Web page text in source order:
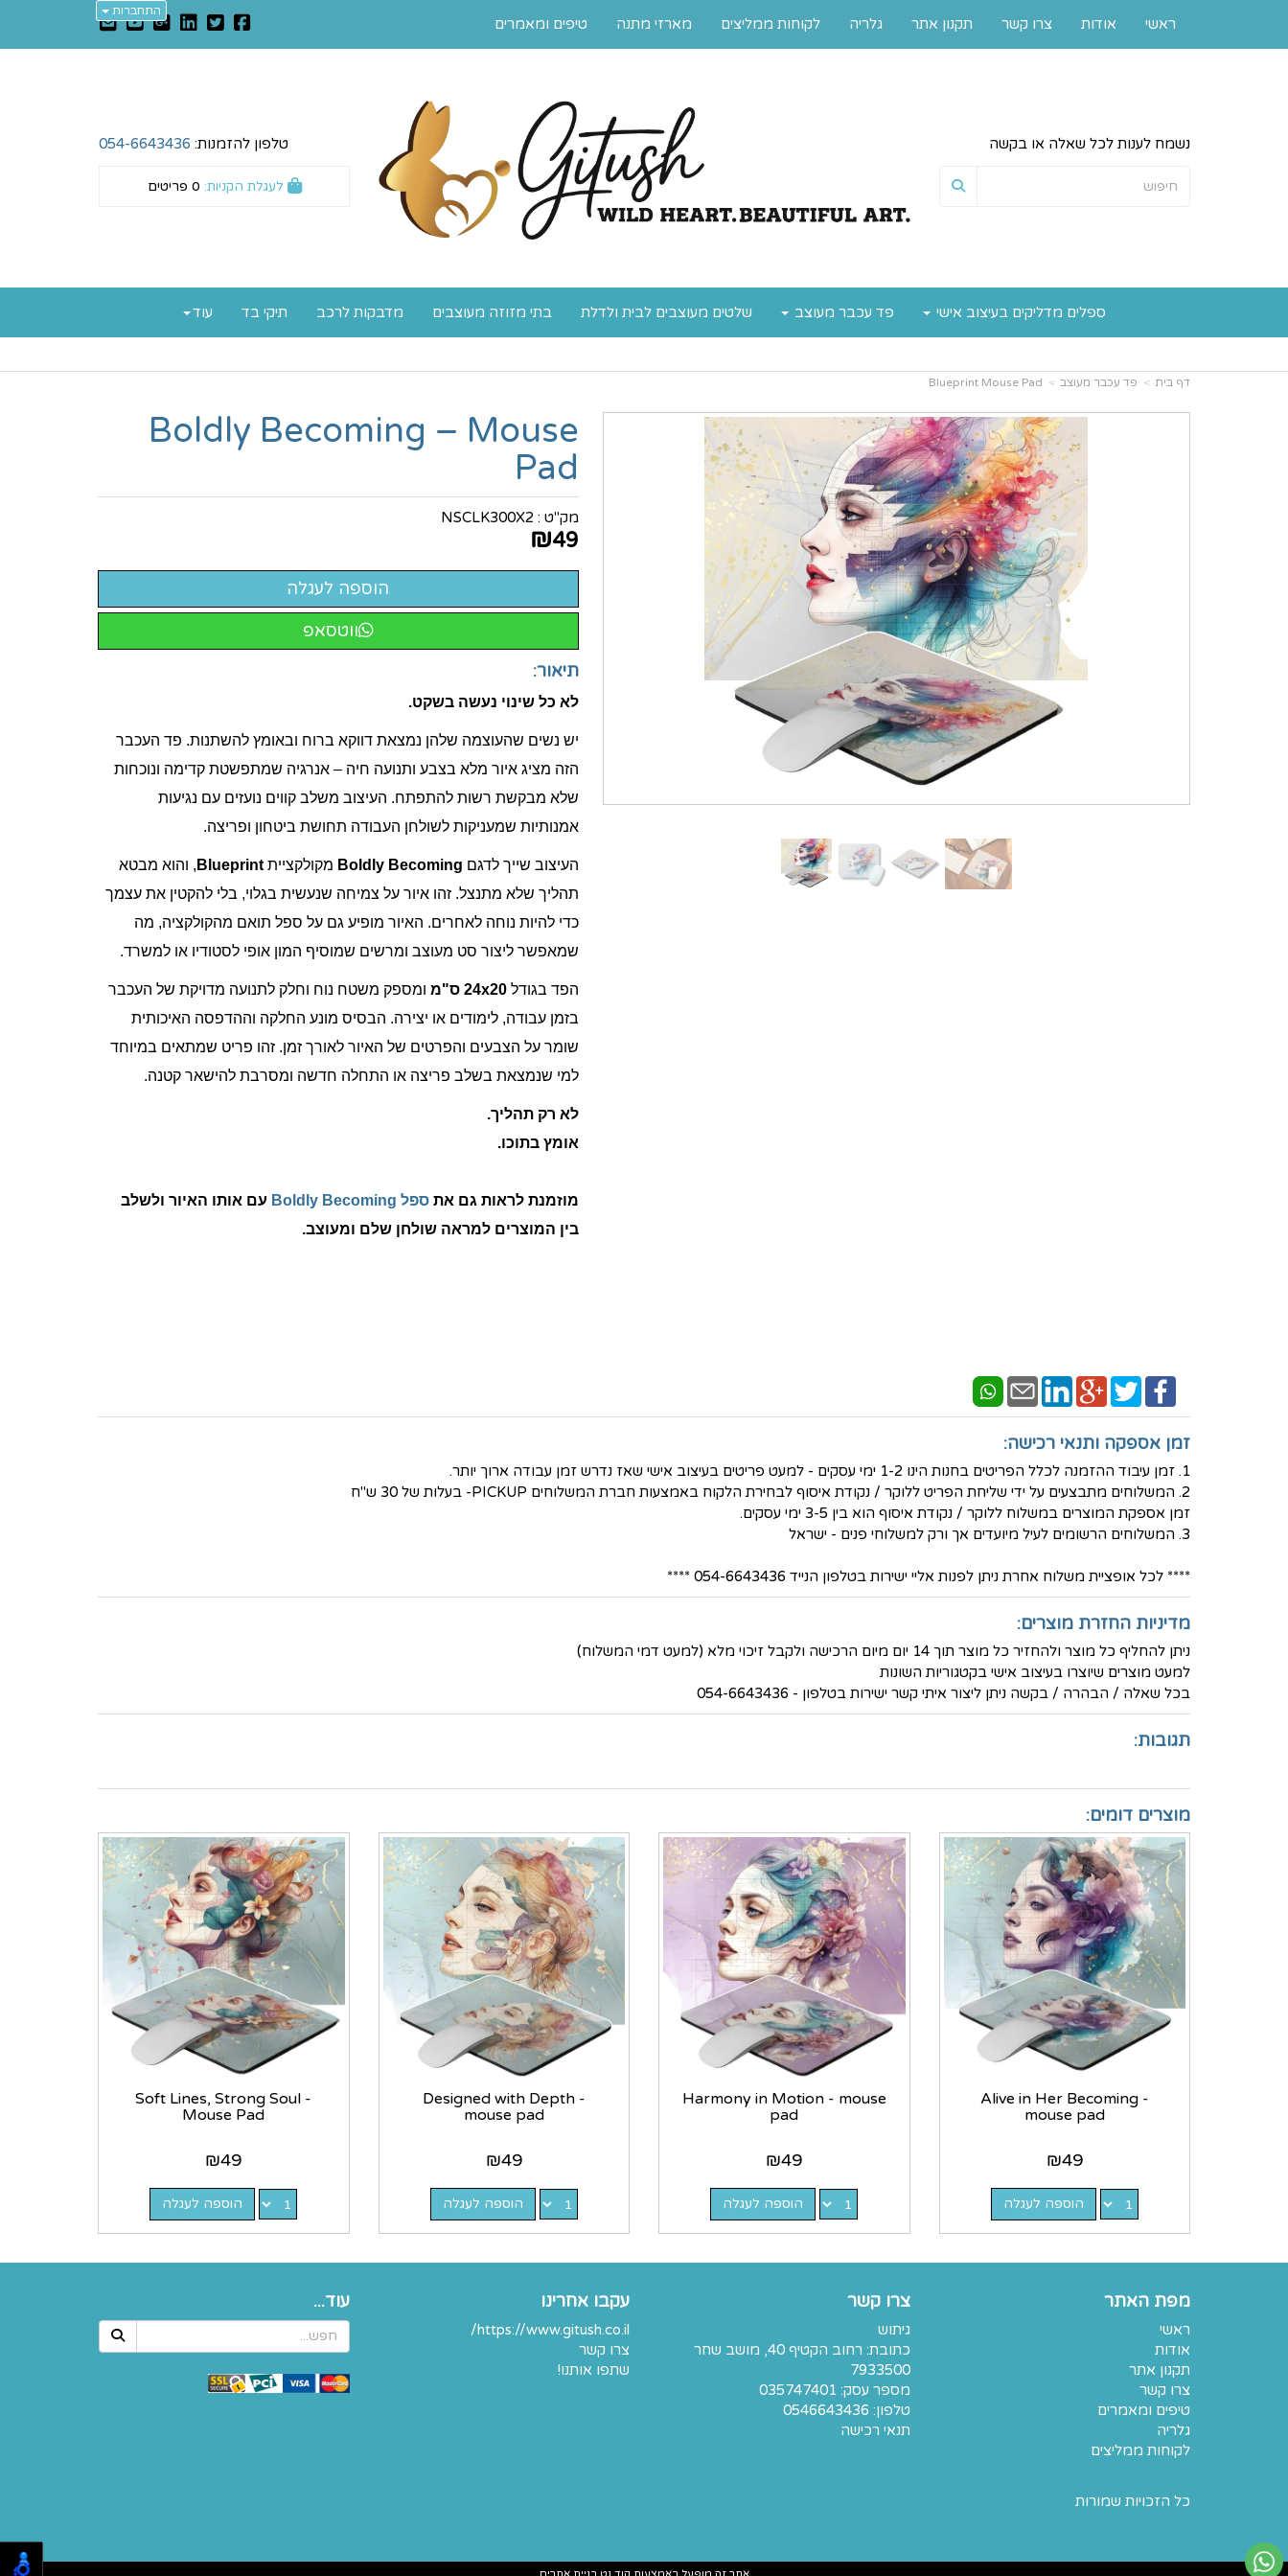
התחברות
נשמח לענות לכל שאלה או בקשה טלפון להזמנות: 054-6643436
0
ספלים מדליקים בעיצוב אישי פד עכבר מעוצב שלטים מעוצבים לבית ולדלת בתי מזוזה מעוצבים מדבקות לרכב תיקי בד עוד
ראשי אודות צרו קשר תקנון אתר גלריה לקוחות ממליצים מארזי מתנה טיפים ומאמרים
דף בית פד עכבר מעוצב Blueprint Mouse Pad
Boldly Becoming – Mouse
Pad
מק"ט : NSCLK300X2
₪49
ווטסאפ
תיאור:
לא כל שינוי נעשה בשקט.
יש נשים שהעוצמה שלהן נמצאת דווקא ברוח ובאומץ להשתנות. פד העכבר
הזה מציג איור מלא בצבע ותנועה חיה – אנרגיה שמתפשטת קדימה ונוכחות
שלא מבקשת רשות להתפתח. העיצוב משלב קווים נועזים עם נגיעות
אמנותיות שמעניקות לשולחן העבודה תחושת ביטחון ופריצה.
העיצוב שייך לדגם Boldly Becoming מקולקצייתBlueprint , והוא מבטא
תהליך שלא מתנצל. זהו איור על צמיחה שנעשית בגלוי, בלי להקטין את עצמך
כדי להיות נוחה לאחרים. האיור מופיע גם על ספל תואם מהקולקציה, מה
שמאפשר ליצור סט מעוצב ומרשים שמוסיף המון אופי לסטודיו או למשרד.
הפד בגודל24x20 ס"מ
ומספק משטח נוח וחלק לתנועה מדויקת של העכבר
בזמן עבודה, לימודים או יצירה. הבסיס מונע החלקה וההדפסה האיכותית
שומר על הצבעים והפרטים של האיור לאורך זמן. זהו פריט שמתאים במיוחד
למי שנמצאת בשלב פריצה או התחלה חדשה ומסרבת להישאר קטנה.
לא רק תהליך.
אומץ בתוכו.
מוזמנת לראות גם את ספל Boldly Becoming
עם אותו האיור ולשלב
בין המוצרים למראה שולחן שלם ומעוצב.
זמן אספקה ותנאי רכישה:
1. זמן עיבוד ההזמנה לכלל הפריטים בחנות הינו 1-2 ימי עסקים - למעט פריטים בעיצוב אישי שאז נדרש זמן עבודה ארוך יותר.
2. המשלוחים מתבצעים על ידי שליחת הפריט ללוקר / נקודת איסוף לבחירת הלקוח באמצעות חברת המשלוחים PICKUP- בעלות של 30 ש"ח
זמן אספקת המוצרים במשלוח ללוקר / נקודת איסוף הוא בין 3-5 ימי עסקים.
3. המשלוחים הרשומים לעיל מיועדים אך ורק למשלוחי פנים - ישראל
**** לכל אופציית משלוח אחרת ניתן לפנות אליי ישירות בטלפון הנייד 054-6643436 ****
מדיניות החזרת מוצרים:
ניתן להחליף כל מוצר ולהחזיר כל מוצר תוך 14 יום מיום הרכישה ולקבל זיכוי מלא (למעט דמי המשלוח)
למעט מוצרים שיוצרו בעיצוב אישי בקטגוריות השונות
בכל שאלה / הבהרה / בקשה ניתן ליצור איתי קשר ישירות בטלפון - 054-6643436
תגובות:
מוצרים דומים:
Alive in Her Becoming -
mouse pad
₪49
הוספה לעגלה
Harmony in Motion - mouse
pad
₪49
הוספה לעגלה
Designed with Depth -
mouse pad
₪49
הוספה לעגלה
Soft Lines, Strong Soul -
Mouse Pad
₪49
הוספה לעגלה
מפת האתר
ראשי
אודות
תקנון אתר
צרו קשר
טיפים ומאמרים
גלריה
לקוחות ממליצים
צרו קשר
גיתוש
כתובת: רחוב הקטיף 40, מושב שחר
7933500
מספר עסק: 035747401
טלפון: 0546643436
תנאי רכישה
עקבו אחרינו
https://www.gitush.co.il/
צרו קשר
שתפו אותנו!
עוד...
כל הזכויות שמורות
אתר זה מופעל באמצעות קוד נט בניית אתרים